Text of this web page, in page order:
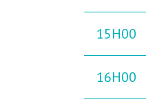
15H00
16H00